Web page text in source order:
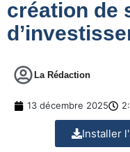
création de
La Rédaction
13 décembre 2025
Installer